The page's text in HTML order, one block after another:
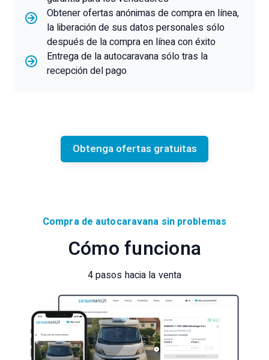
Obtener ofertas anónimas de compra en línea,
la liberación de sus datos personales sólo
después de la compra en línea con éxito
Entrega de la autocaravana sólo tras la
recepción del pago
Obtenga ofertas gratuitas
Compra de autocaravana sin problemas
Cómo funciona
4 pasos hacia la venta